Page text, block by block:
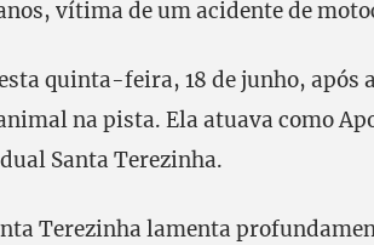
vítima de um acidente de
quinta-feira, 18 de junho, após
na pista. Ela atuava como
Santa Terezinha.
Terezinha lamenta